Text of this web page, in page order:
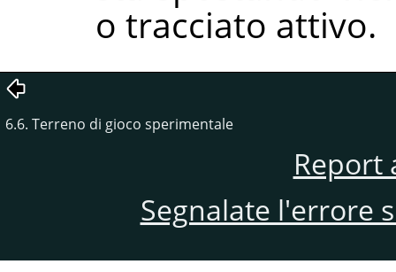
o tracciato attivo.
6.6. Terreno di gioco sperimentale
Report
Segnalate l'errore